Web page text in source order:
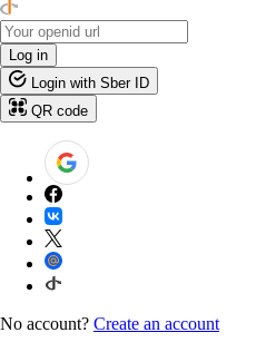
Log in
Login with Sber ID
QR code
No account? Create an account